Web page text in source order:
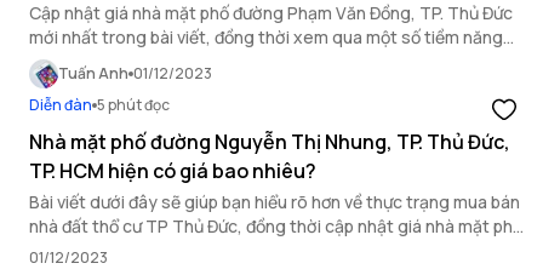
Cập nhật giá nhà mặt phố đường Phạm Văn Đồng, TP. Thủ Đức
mới nhất trong bài viết, đồng thời xem qua một số tiềm năng
mà khu vực này đang sở hữu.
Tuấn Anh 01/12/2023
Diễn đàn 5 phút đọc
Nhà mặt phố đường Nguyễn Thị Nhung, TP. Thủ Đức,
TP. HCM hiện có giá bao nhiêu?
Bài viết dưới đây sẽ giúp bạn hiểu rõ hơn về thực trạng mua bán
nhà đất thổ cư TP Thủ Đức, đồng thời cập nhật giá nhà mặt phố
mới nhất tại đường Nguyễn Thị Nhung hiện tại.
01/12/2023